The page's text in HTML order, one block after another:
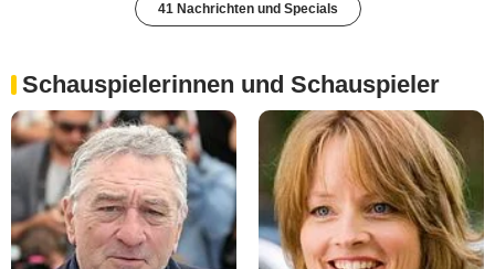
41 Nachrichten und Specials
Schauspielerinnen und Schauspieler